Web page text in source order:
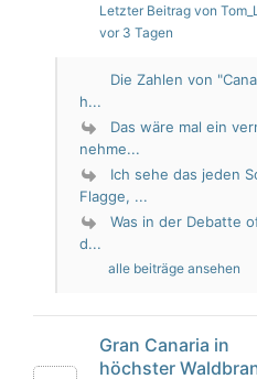
Letzter Beitrag von
vor 3 Tagen
Die Zahlen von
h...
Das wäre mal ein
nehme...
Ich sehe das jeden
Flagge, ...
Was in der Debatte
d...
alle beiträge ansehen
Gran Canaria in
höchster